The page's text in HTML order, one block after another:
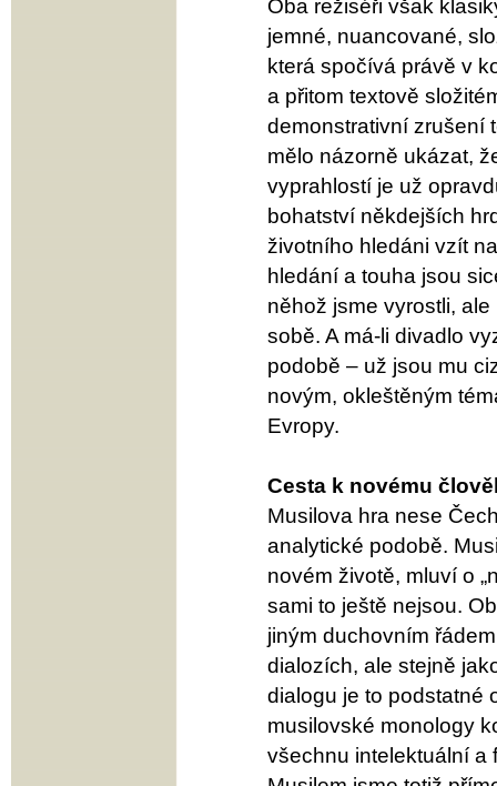
Oba režiséři však
jemné, nuancované,
která spočívá právě v
a přitom textově
demonstrativní zrušení
mělo názorně ukázat,
vyprahlostí je už
bohatství někdejších
životního hledáni vzít
hledání a touha jsou
něhož jsme vyrostli,
sobě. A má-li divadlo
podobě – už jsou mu
novým, okleštěným
Evropy.
Cesta k novému
Musilova hra nese
analytické podobě.
novém životě, mluví o
sami to ještě nejsou.
jiným duchovním
dialozích, ale stejně
dialogu je to podstatné
musilovské monology
všechnu intelektuální a